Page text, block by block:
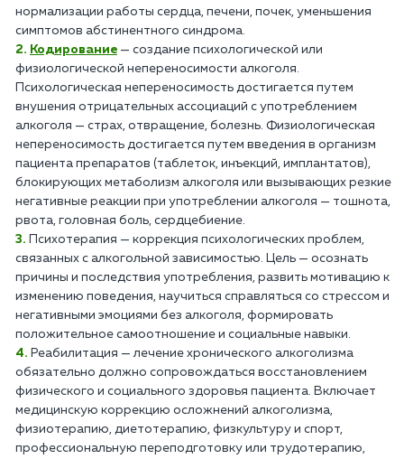
нормализации работы сердца, печени, почек, уменьшения
симптомов абстинентного синдрома.
Кодирование — создание психологической или
физиологической непереносимости алкоголя.
Психологическая непереносимость достигается путем
внушения отрицательных ассоциаций с употреблением
алкоголя — страх, отвращение, болезнь. Физиологическая
непереносимость достигается путем введения в организм
пациента препаратов (таблеток, инъекций, имплантатов),
блокирующих метаболизм алкоголя или вызывающих резкие
негативные реакции при употреблении алкоголя — тошнота,
рвота, головная боль, сердцебиение.
Психотерапия — коррекция психологических проблем,
связанных с алкогольной зависимостью. Цель — осознать
причины и последствия употребления, развить мотивацию к
изменению поведения, научиться справляться со стрессом и
негативными эмоциями без алкоголя, формировать
положительное самоотношение и социальные навыки.
Реабилитация — лечение хронического алкоголизма
обязательно должно сопровождаться восстановлением
физического и социального здоровья пациента. Включает
медицинскую коррекцию осложнений алкоголизма,
физиотерапию, диетотерапию, физкультуру и спорт,
профессиональную переподготовку или трудотерапию,